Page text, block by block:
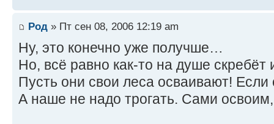
Род » Пт сен 08, 2006 12:19 am
Ну, это конечно уже получше…
Но, всё равно как-то на душе скребёт
Пусть они свои леса осваивают!
А наше не надо трогать. Сами освоим,